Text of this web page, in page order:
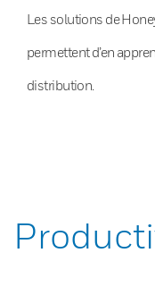
Les solutions de
permettent d’en
distribution.